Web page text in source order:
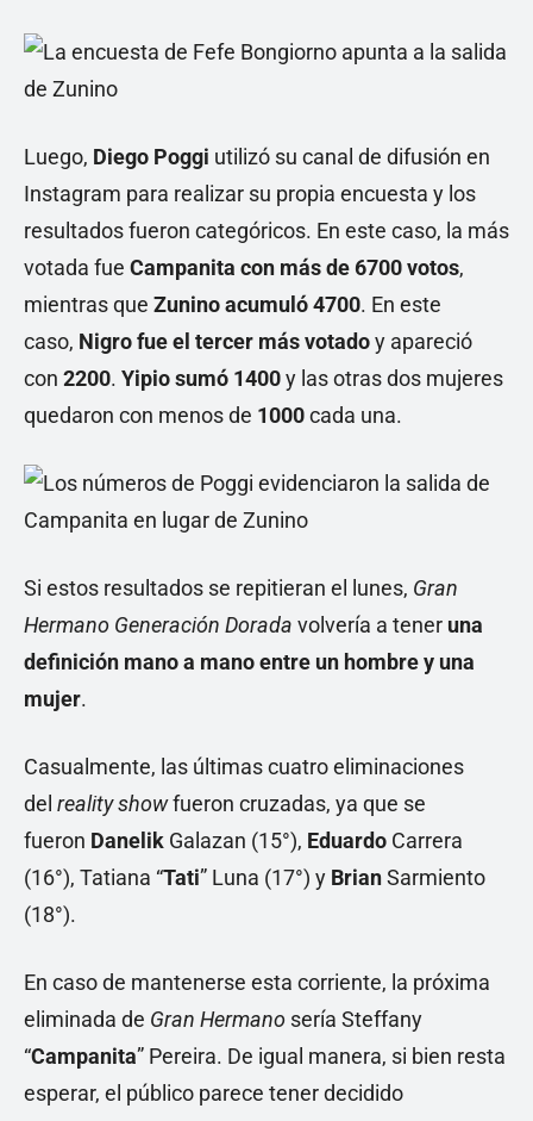
Luego, Diego Poggi utilizó su canal de difusión en
Instagram para realizar su propia encuesta y los
resultados fueron categóricos. En este caso, la más
votada fue Campanita con más de 6700 votos,
mientras que Zunino acumuló 4700. En este
caso, Nigro fue el tercer más votadoy apareció
con 2200. Yipio sumó 1400y las otras dos mujeres
quedaron con menos de 1000cada una.
Si estos resultados se repitieran el lunes, Gran
Hermano Generación Dorada volvería a tener una
definición mano a mano entre un hombre y una
mujer.
Casualmente, las últimas cuatro eliminaciones
del reality showfueron cruzadas, ya que se
fueron Danelik Galazan (15°), Eduardo Carrera
(16°), Tatiana “Tati” Luna (17°) y BrianSarmiento
(18°).
En caso de mantenerse esta corriente, la próxima
eliminada de Gran Hermano sería Steffany
“Campanita” Pereira. De igual manera, si bien resta
esperar, el público parece tener decidido